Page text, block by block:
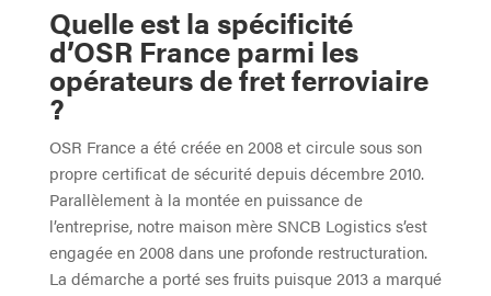
Quelle est la spécificité
d’OSR France parmi les
opérateurs de fret ferroviaire
?
OSR France a été créée en 2008 et circule sous son
propre certificat de sécurité depuis décembre 2010.
Parallèlement à la montée en puissance de
l’entreprise, notre maison mère SNCB Logistics s’est
engagée en 2008 dans une profonde restructuration.
La démarche a porté ses fruits puisque 2013 a marqué